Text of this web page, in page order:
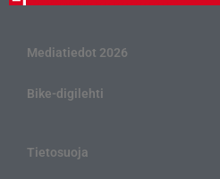
Mediatiedot 2026
Bike-digilehti
Tietosuoja